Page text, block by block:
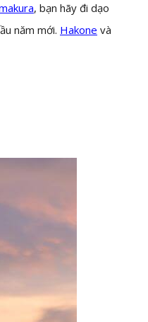
, bạn hãy đi dạo
năm mới. Hakone và